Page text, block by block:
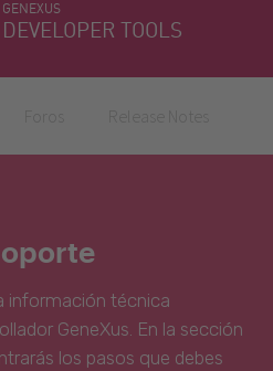
GENEXUS
DEVELOPER TOOLS
información técnica
GeneXus. En la sección
los pasos que debes